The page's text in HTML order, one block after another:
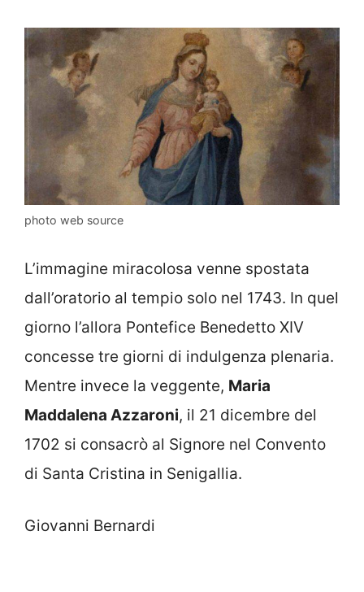
photo web source
L’immagine miracolosa venne spostata
dall’oratorio al tempio solo nel 1743. In quel
giorno l’allora Pontefice Benedetto XIV
concesse tre giorni di indulgenza plenaria.
Mentre invece la veggente, Maria
Maddalena Azzaroni, il 21 dicembre del
1702 si consacrò al Signore nel Convento
di Santa Cristina in Senigallia.
Giovanni Bernardi